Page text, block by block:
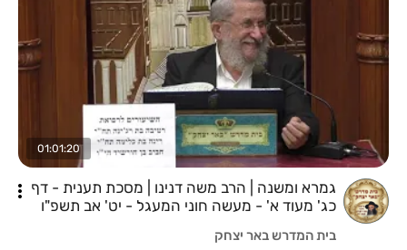
01:01:20
גמרא ומשנה | הרב משה דנינו | מסכת תענית - דף
כג' מעוד א' - מעשה חוני המעגל - יט' אב תשפ"ו
בית המדרש באר יצחק